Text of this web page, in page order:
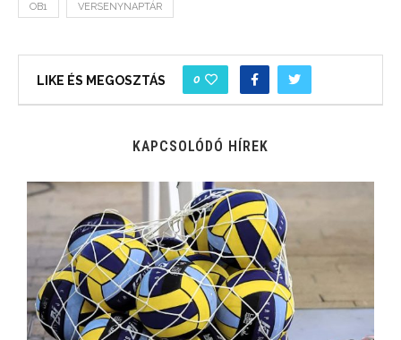
OB1 VERSENYNAPTÁR
LIKE ÉS MEGOSZTÁS 0
KAPCSOLÓDÓ HÍREK